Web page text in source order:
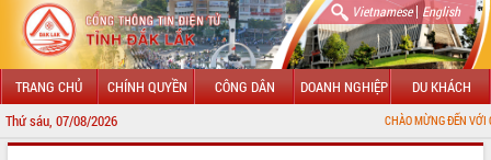
Vietnamese| English
TRANG CHỦ CHÍNH QUYỀN CÔNG DÂN DOANH NGHIỆP DU KHÁCH
Thứ sáu, 07/08/2026 CHÀO MỪNG ĐẾN VỚI CỔNG THÔNG TIN